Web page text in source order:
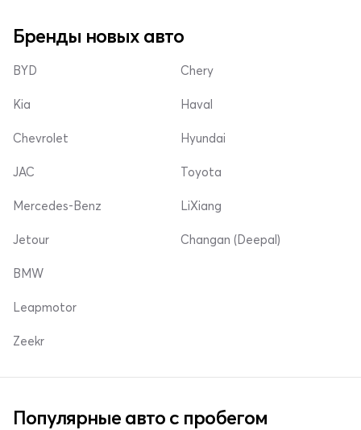
Бренды новых авто
BYD
Kia
Chevrolet
Chery
Haval
Hyundai
JAC
Mercedes-Benz
Jetour
Toyota
LiXiang
Changan (Deepal)
BMW
Leapmotor
Zeekr
Популярные авто с пробегом